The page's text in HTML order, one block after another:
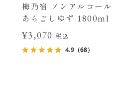
梅乃宿 ノンアルコール
あらごしゆず 1800ml
¥3,070 税込
4.9 （68）